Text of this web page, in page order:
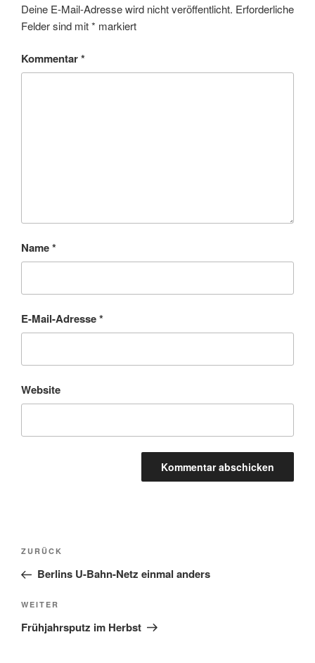
Deine E-Mail-Adresse wird nicht veröffentlicht. Erforderliche
Felder sind mit* markiert
Kommentar*
Name*
E-Mail-Adresse*
Website
Beitragsnavigation
Vorheriger
Beitrag
ZURÜCK
Berlins U-Bahn-Netz einmal anders
Nächster
Beitrag
WEITER
Frühjahrsputz im Herbst